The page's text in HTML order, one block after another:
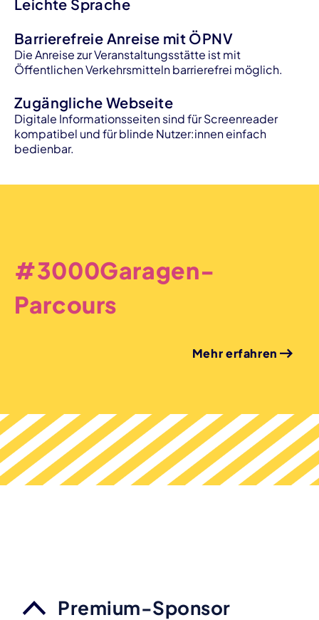
Leichte Sprache
Barrierefreie Anreise mit ÖPNV
Die Anreise zur Veranstaltungsstätte ist mit
Öffentlichen Verkehrsmitteln barrierefrei möglich.
Zugängliche Webseite
Digitale Informationsseiten sind für Screenreader
kompatibel und für blinde Nutzer:innen einfach
bedienbar.
#3000Garagen-
Parcours
Mehr erfahren
Premium-Sponsor